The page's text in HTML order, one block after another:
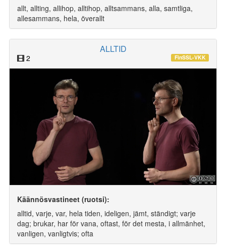
allt, allting, allihop, alltihop, alltsammans, alla, samtliga,
allesammans, hela, överallt
ALLTID
2 FinSSL-VKK
Käännösvastineet (ruotsi):
alltid, varje, var, hela tiden, ideligen, jämt, ständigt; varje
dag; brukar, har för vana, oftast, för det mesta, i allmänhet,
vanligen, vanligtvis; ofta